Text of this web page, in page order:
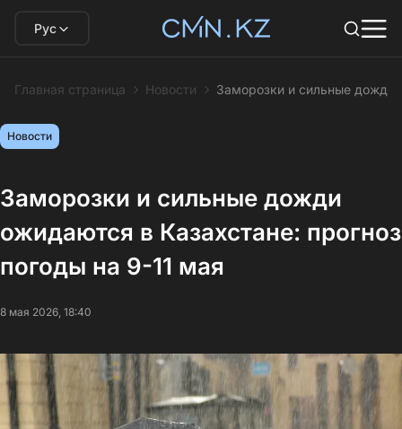
Рус
Главная страница Новости Заморозки и сильные дожди
Новости
Заморозки и сильные дожди
ожидаются в Казахстане: прогноз
погоды на 9-11 мая
8 мая 2026, 18:40